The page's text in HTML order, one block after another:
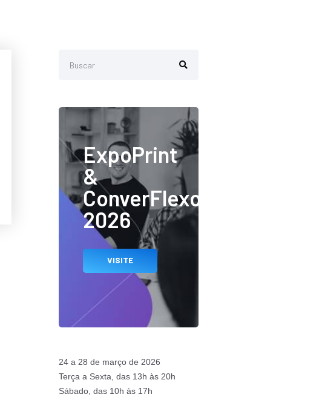
ExpoPrint
&
ConverFlexo
2026
VISITE
24 a 28 de março de 2026
Terça a Sexta, das 13h às 20h
Sábado, das 10h às 17h